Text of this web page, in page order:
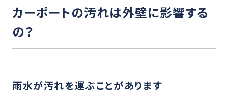
カーポートの汚れは外壁に影響する
の？
雨水が汚れを運ぶことがあります